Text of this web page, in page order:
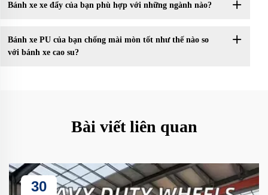
Bánh xe xe đẩy của bạn phù hợp với những ngành nào?
Bánh xe PU của bạn chống mài mòn tốt như thế nào so
với bánh xe cao su?
Bài viết liên quan
30